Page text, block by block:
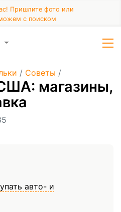
Пришлите фото или
с поиском
/ Советы /
магазины,
авто- и